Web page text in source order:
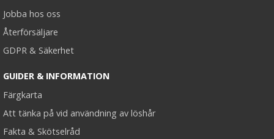
Jobba hos oss
Återförsäljare
GDPR & Säkerhet
GUIDER & INFORMATION
Färgkarta
Att tänka på vid användning av löshår
Fakta & Skötselråd